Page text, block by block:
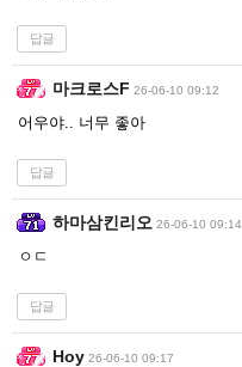
답글
마크로스F 26-06-10 09:12
어우야.. 너무 좋아
답글
하마삼킨리오 26-06-10 09:14
ㅇㄷ
답글
Hoy 26-06-10 09:17